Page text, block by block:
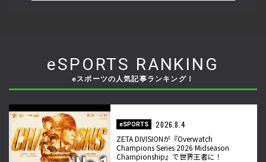
eSPORTS RANKING
eスポーツの人気記事ランキング！
eSPORTS
2026.8.4
ZETA DIVISIONが『Overwatch
Champions Series 2026 Midseason
Championship』で世界王者に！